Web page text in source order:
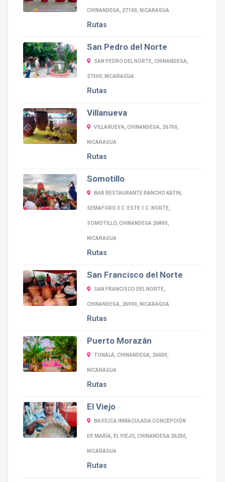
CHINANDEGA, 27100, NICARAGUA
Rutas
San Pedro del Norte
SAN PEDRO DEL NORTE, CHINANDEGA,
27300, NICARAGUA
Rutas
Villanueva
VILLANUEVA, CHINANDEGA, 26700,
NICARAGUA
Rutas
Somotillo
BAR RESTAURANTE RANCHO KATIN,
SEMAFORO 3 C. ESTE 1 C. NORTE,
SOMOTILLO, CHINANDEGA 26800,
NICARAGUA
Rutas
San Francisco del Norte
SAN FRANCISCO DEL NORTE,
CHINANDEGA, 26900, NICARAGUA
Rutas
Puerto Morazán
TONALÁ, CHINANDEGA, 26600,
NICARAGUA
Rutas
El Viejo
BASÍLICA INMACULADA CONCEPCIÓN
DE MARÍA, EL VIEJO, CHINANDEGA 26200,
NICARAGUA
Rutas